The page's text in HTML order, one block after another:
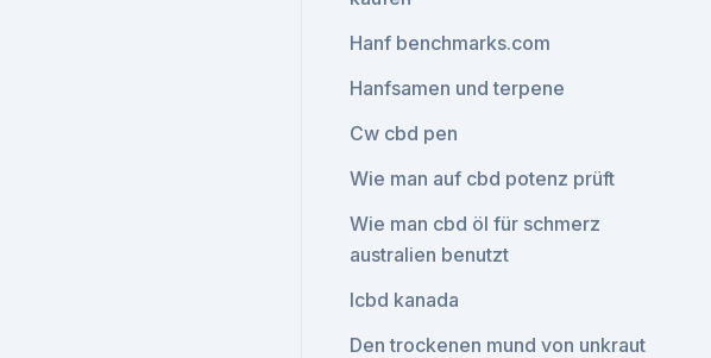
Hanf benchmarks.com
Hanfsamen und terpene
Cw cbd pen
Wie man auf cbd potenz prüft
Wie man cbd öl für schmerz
australien benutzt
Icbd kanada
Den trockenen mund von unkraut